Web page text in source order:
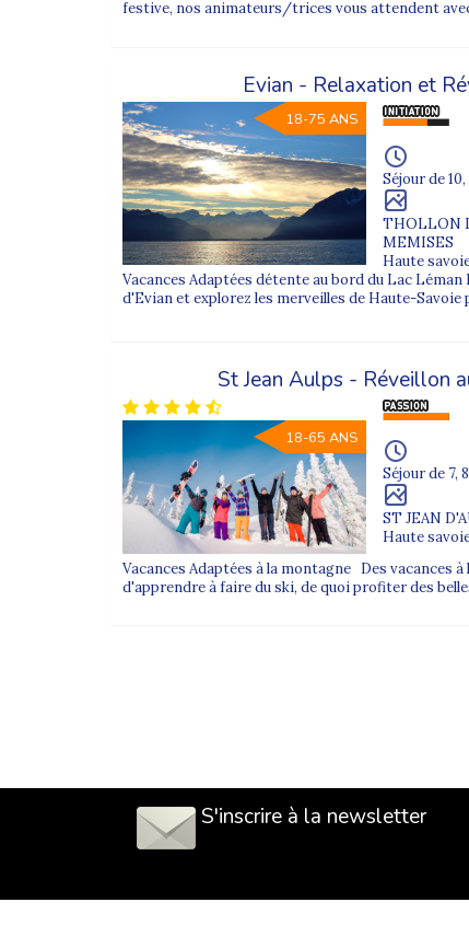
Nous sélectionnons des hébergements
Chaque séjour est clairement présenté avec
familles, tuteurs et établissements
tout au
FAQ – Séjours adaptés hiver
À qui s’adressent les séjours adaptés d’hiver ?
Ils sont destinés aux adultes en situation de
Les sports d’hiver sont-ils obligatoires ?
Non, de nombreux séjours proposent des
Comment choisir un séjour adapté en hiver ?
Nos conseillers vous accompagnent pour
Où consulter l’ensemble des séjours
Découvrez tous nosséjours adaptés Supernova
festive, nos animateurs/trices vous attendent
Evian - Relaxation et
18-75 ANS
Séjour de 10,
THOLLON
MEMISES
Haute
Vacances Adaptées détente au bord du Lac Léman
d'Evian et explorez les merveilles de Haute-Savoie
St Jean Aulps - Réveillon
18-65 ANS
Séjour de 7,
ST JEAN
Haute
Vacances Adaptées à la montagne Des vacances
d'apprendre à faire du ski, de quoi profiter des
S'inscrire à la newsletter